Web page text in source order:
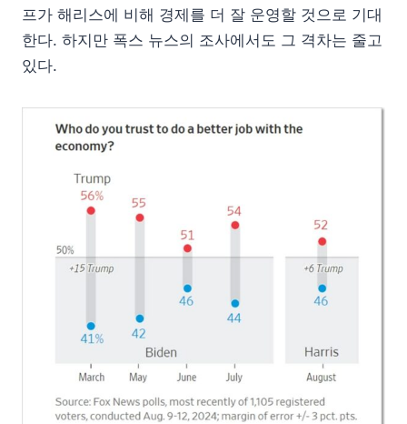
프가 해리스에 비해 경제를 더 잘 운영할 것으로 기대
한다. 하지만 폭스 뉴스의 조사에서도 그 격차는 줄고
있다.